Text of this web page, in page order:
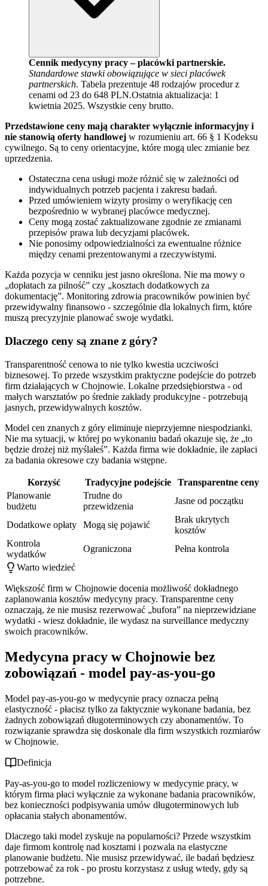
Cennik medycyny pracy – placówki partnerskie.
Standardowe stawki obowiązujące w sieci placówek
partnerskich. Tabela prezentuje 48 rodzajów procedur z
cenami od 23 do 648 PLN.Ostatnia aktualizacja: 1
kwietnia 2025. Wszystkie ceny brutto.
Przedstawione ceny mają charakter wyłącznie informacyjny i
nie stanowią oferty handlowej w rozumieniu art. 66 § 1 Kodeksu
cywilnego. Są to ceny orientacyjne, które mogą ulec zmianie bez
uprzedzenia.
Ostateczna cena usługi może różnić się w zależności od
indywidualnych potrzeb pacjenta i zakresu badań.
Przed umówieniem wizyty prosimy o weryfikację cen
bezpośrednio w wybranej placówce medycznej.
Ceny mogą zostać zaktualizowane zgodnie ze zmianami
przepisów prawa lub decyzjami placówek.
Nie ponosimy odpowiedzialności za ewentualne różnice
między cenami prezentowanymi a rzeczywistymi.
Każda pozycja w cenniku jest jasno określona. Nie ma mowy o
„dopłatach za pilność” czy „kosztach dodatkowych za
dokumentację”. Monitoring zdrowia pracowników powinien być
przewidywalny finansowo - szczególnie dla lokalnych firm, które
muszą precyzyjnie planować swoje wydatki.
Dlaczego ceny są znane z góry?
Transparentność cenowa to nie tylko kwestia uczciwości
biznesowej. To przede wszystkim praktyczne podejście do potrzeb
firm działających w Chojnowie. Lokalne przedsiębiorstwa - od
małych warsztatów po średnie zakłady produkcyjne - potrzebują
jasnych, przewidywalnych kosztów.
Model cen znanych z góry eliminuje nieprzyjemne niespodzianki.
Nie ma sytuacji, w której po wykonaniu badań okazuje się, że „to
będzie drożej niż myślałeś”. Każda firma wie dokładnie, ile zapłaci
za badania okresowe czy badania wstępne.
Korzyść Tradycyjne podejście
Transparentne ceny
Planowanie
budżetu
Trudne do
przewidzenia
Jasne od początku
Dodatkowe opłaty Mogą się pojawić
Brak ukrytych
kosztów
Kontrola
wydatków
Ograniczona
Pełna kontrola
Warto wiedzieć
Większość firm w Chojnowie docenia możliwość dokładnego
zaplanowania kosztów medycyny pracy. Transparentne ceny
oznaczają, że nie musisz rezerwować „bufora” na nieprzewidziane
wydatki - wiesz dokładnie, ile wydasz na surveillance medyczny
swoich pracowników.
Medycyna pracy w Chojnowie bez
zobowiązań - model pay-as-you-go
Model pay-as-you-go w medycynie pracy oznacza pełną
elastyczność - płacisz tylko za faktycznie wykonane badania, bez
żadnych zobowiązań długoterminowych czy abonamentów. To
rozwiązanie sprawdza się doskonale dla firm wszystkich rozmiarów
w Chojnowie.
Definicja
Pay-as-you-go to model rozliczeniowy w medycynie pracy, w
którym firma płaci wyłącznie za wykonane badania pracowników,
bez konieczności podpisywania umów długoterminowych lub
opłacania stałych abonamentów.
Dlaczego taki model zyskuje na popularności? Przede wszystkim
daje firmom kontrolę nad kosztami i pozwala na elastyczne
planowanie budżetu. Nie musisz przewidywać, ile badań będziesz
potrzebować za rok - po prostu korzystasz z usług wtedy, gdy są
potrzebne.